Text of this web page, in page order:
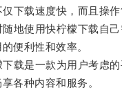
载速度快，而且操作
使用快柠檬下载自己
便利性和效率。
是一款为用户考虑的
各种内容和服务。